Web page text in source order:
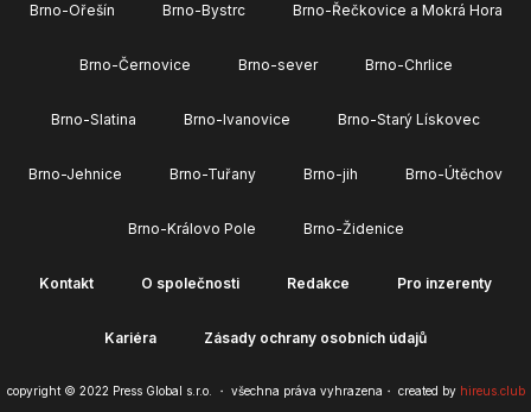
Brno-Ořešín Brno-Bystrc Brno-Řečkovice a Mokrá Hora
Brno-Černovice Brno-sever Brno-Chrlice
Brno-Slatina Brno-Ivanovice Brno-Starý Lískovec
Brno-Jehnice Brno-Tuřany Brno-jih Brno-Útěchov
Brno-Královo Pole Brno-Židenice
Kontakt O společnosti Redakce Pro inzerenty
Kariéra Zásady ochrany osobních údajů
copyright © 2022 Press Global s.r.o. ・ všechna práva vyhrazena・ created by hireus.club